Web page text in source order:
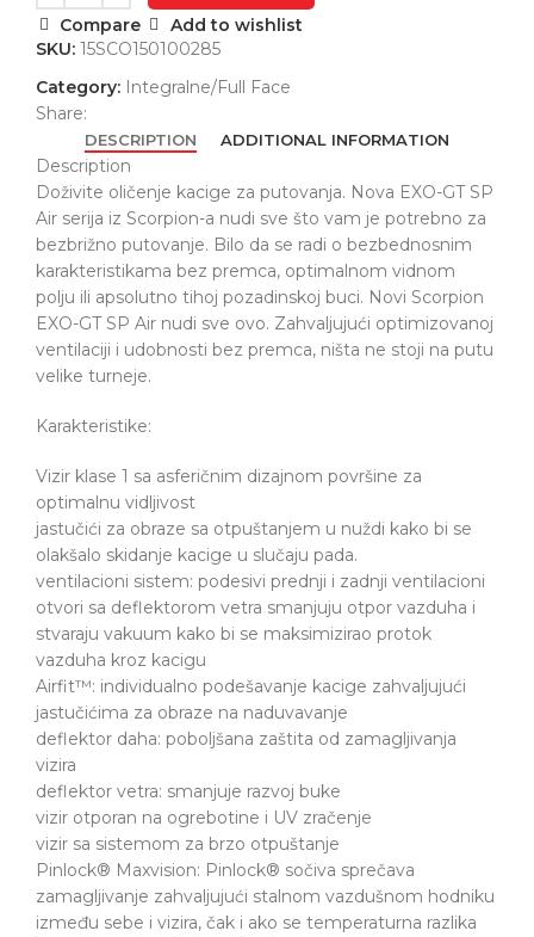
Compare
Add to wishlist
SKU: 15SCO150100285
Category: Integralne/Full Face
Share:
DESCRIPTION ADDITIONAL INFORMATION
Description
Doživite oličenje kacige za putovanja. Nova EXO-GT SP
Air serija iz Scorpion-a nudi sve što vam je potrebno za
bezbrižno putovanje. Bilo da se radi o bezbednosnim
karakteristikama bez premca, optimalnom vidnom
polju ili apsolutno tihoj pozadinskoj buci. Novi Scorpion
EXO-GT SP Air nudi sve ovo. Zahvaljujući optimizovanoj
ventilaciji i udobnosti bez premca, ništa ne stoji na putu
velike turneje.
Karakteristike:
Vizir klase 1 sa asferičnim dizajnom površine za
optimalnu vidljivost
jastučići za obraze sa otpuštanjem u nuždi kako bi se
olakšalo skidanje kacige u slučaju pada.
ventilacioni sistem: podesivi prednji i zadnji ventilacioni
otvori sa deflektorom vetra smanjuju otpor vazduha i
stvaraju vakuum kako bi se maksimizirao protok
vazduha kroz kacigu
Airfit™: individualno podešavanje kacige zahvaljujući
jastučićima za obraze na naduvavanje
deflektor daha: poboljšana zaštita od zamagljivanja
vizira
deflektor vetra: smanjuje razvoj buke
vizir otporan na ogrebotine i UV zračenje
vizir sa sistemom za brzo otpuštanje
Pinlock® Maxvision: Pinlock® sočiva sprečava
zamagljivanje zahvaljujući stalnom vazdušnom hodniku
između sebe i vizira, čak i ako se temperaturna razlika